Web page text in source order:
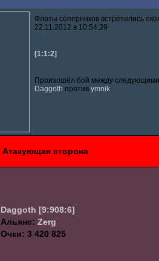
Флоты соперников встретились
22.11.2012 в 10:54:29
[1:1:2]
Произошёл бой между
Daggoth противymnik
Атакующая сторона
Daggoth [9:908:6]
Альянс:Zerg
Очки: 3 420 825